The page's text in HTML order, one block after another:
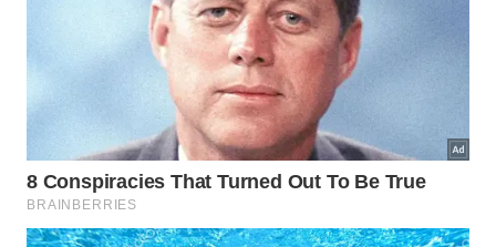
Projeto internacional busca
reconstruir uma maravilha da
Antiguidade
O trabalho é conduzido pelo Projeto PHAROS
iniciativa que reúne especialistas doCNRS, do
Ministério do Turismo e Antiguidades do Egito e da
Fundação Dassault Systèmes. Após cerca de 30